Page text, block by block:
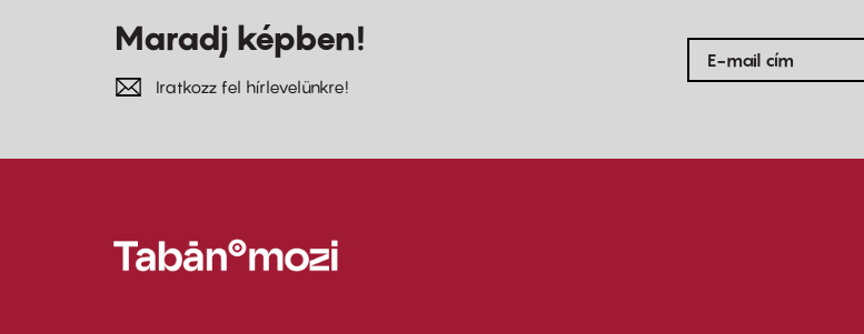
Maradj képben!
Iratkozz fel hírlevelünkre!